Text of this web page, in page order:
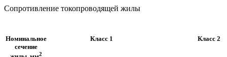
Сопротивление токопроводящей жилы
Номинальное
сечение
2
Класс 1 Класс 2